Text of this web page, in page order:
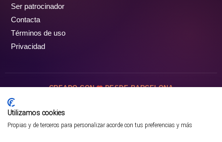
Ser patrocinador
Contacta
Términos de uso
Privacidad
CREADO CON DESDE BARCELONA
Utilizamos cookies
Propias y de terceros para personalizar acorde con tus preferencias y más